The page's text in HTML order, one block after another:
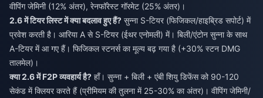
वीपिंग जेमिनी (12% अंतर), रेनफॉरेस्ट गॉरमेट (25% अंतर)।
2.6 में टियर लिस्ट में क्या बदलाव हुए हैं? सुन्ना S-टियर (फिजिकल/हाइब्रिड सपोर्ट) में
प्रवेश करती है। आरिया A से S-टियर (ईथर एनोमली) में। बिली/एंटोन सुन्ना के साथ
A-टियर में आ गए हैं। फिजिकल स्टनर्स का मूल्य बढ़ गया है (+30% स्टन DMG
तालमेल)।
क्या 2.6 में F2P व्यवहार्य है? हाँ। सुन्ना + बिली + एंबी शियु डिफेंस को 90-120
सेकंड में क्लियर करते हैं (प्रीमियम की तुलना में 25-30% का अंतर)। वीपिंग जेमिनी/